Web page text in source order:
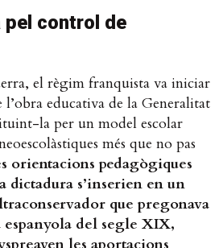
pel control de
el règim franquista va iniciar
l’obra educativa de la Generalitat
la per un model escolar
més que no pas
orientacions pedagògiques
dictadura s’inserien en un
que pregonava
espanyola del segle XIX,